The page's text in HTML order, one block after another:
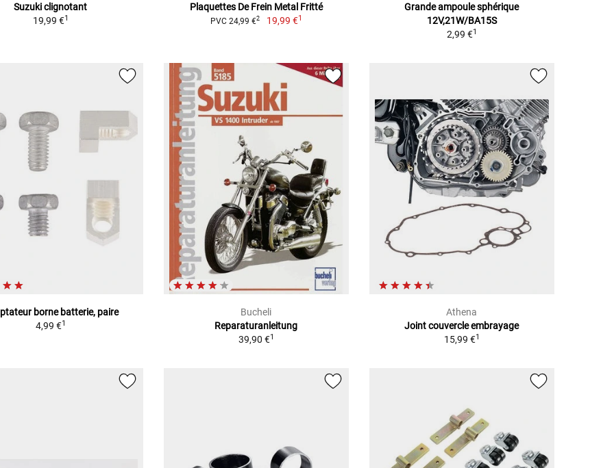
Suzuki clignotant
19,99 €1
Plaquettes De Frein Metal Fritté
PVC 24,99 €2 19,99 €1
Grande ampoule sphérique
12V,21W/BA15S
2,99 €1
borne batterie, paire
4,99 €1
Bucheli
Reparaturanleitung
39,90 €1
Athena
Joint couvercle embrayage
15,99 €1